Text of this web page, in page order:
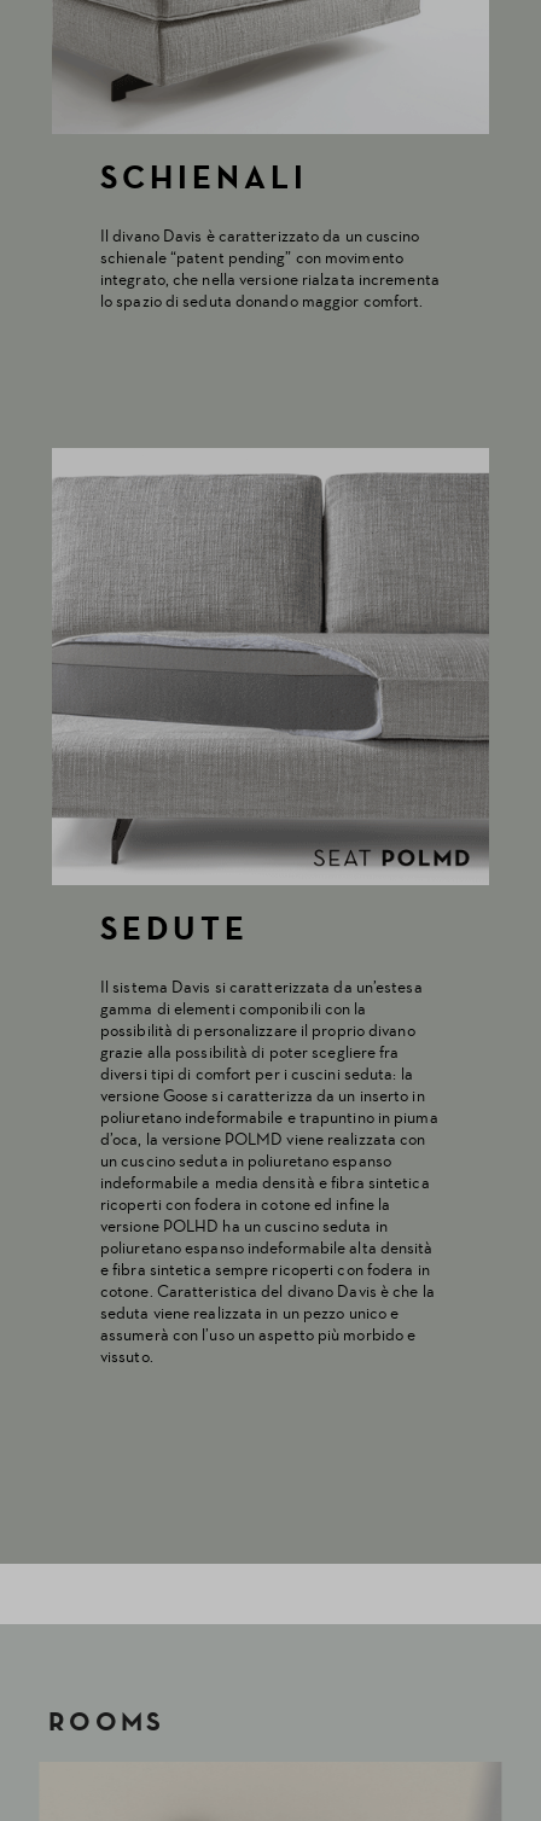
SCHIENALI
Il divano Davis è caratterizzato da un cuscino
schienale “patent pending” con movimento
integrato, che nella versione rialzata incrementa
lo spazio di seduta donando maggior comfort.
SEDUTE
Il sistema Davis si caratterizzata da un’estesa
gamma di elementi componibili con la
possibilità di personalizzare il proprio divano
grazie alla possibilità di poter scegliere fra
diversi tipi di comfort per i cuscini seduta: la
versione Goose si caratterizza da un inserto in
poliuretano indeformabile e trapuntino in piuma
d’oca, la versione POLMD viene realizzata con
un cuscino seduta in poliuretano espanso
indeformabile a media densità e fibra sintetica
ricoperti con fodera in cotone ed infine la
versione POLHD ha un cuscino seduta in
poliuretano espanso indeformabile alta densità
e fibra sintetica sempre ricoperti con fodera in
cotone. Caratteristica del divano Davis è che la
seduta viene realizzata in un pezzo unico e
assumerà con l’uso un aspetto più morbido e
vissuto.
ROOMS